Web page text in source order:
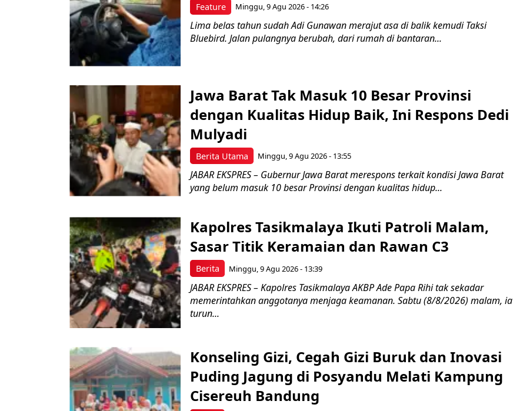
Feature Minggu, 9 Agu 2026 - 14:26
Lima belas tahun sudah Adi Gunawan merajut asa di balik kemudi Taksi
Bluebird. Jalan pulangnya berubah, dari rumah di bantaran...
Berita Utama
Jawa Barat Tak Masuk 10 Besar Provinsi
dengan Kualitas Hidup Baik, Ini Respons Dedi
Mulyadi
Minggu, 9 Agu 2026 - 13:55
JABAR EKSPRES – Gubernur Jawa Barat merespons terkait kondisi Jawa Barat
yang belum masuk 10 besar Provinsi dengan kualitas hidup...
Berita
Kapolres Tasikmalaya Ikuti Patroli Malam,
Sasar Titik Keramaian dan Rawan C3
Minggu, 9 Agu 2026 - 13:39
JABAR EKSPRES – Kapolres Tasikmalaya AKBP Ade Papa Rihi tak sekadar
memerintahkan anggotanya menjaga keamanan. Sabtu (8/8/2026) malam, ia
turun...
Konseling Gizi, Cegah Gizi Buruk dan Inovasi
Puding Jagung di Posyandu Melati Kampung
Cisereuh Bandung